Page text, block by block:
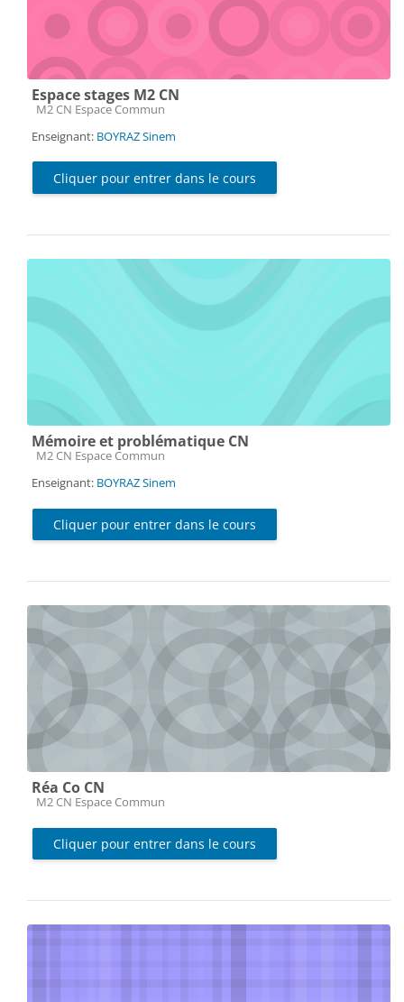
Espace stages M2 CN
Catégorie de cours
M2 CN Espace Commun
Enseignant: BOYRAZ Sinem
Cliquer pour entrer dans le cours
Mémoire et problématique CN
Catégorie de cours
M2 CN Espace Commun
Enseignant: BOYRAZ Sinem
Cliquer pour entrer dans le cours
Réa Co CN
Catégorie de cours
M2 CN Espace Commun
Cliquer pour entrer dans le cours